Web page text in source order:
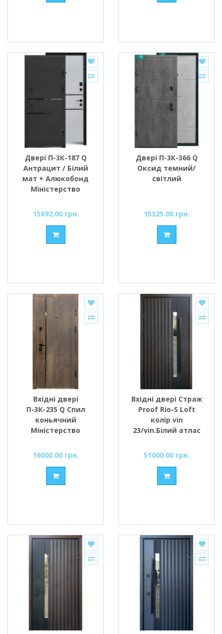
Двері П-3К-187 Q
Антрацит / Білий
мат + Алюкобонд
Міністерство
15692.00 грн.
Двері П-3К-366 Q
Оксид темний/
світлий
15325.00 грн.
Вхідні двері
П-3К-235 Q Спил
коньячний
Міністерство
16000.00 грн.
Вхідні двері Страж
Proof Rio-S Loft
колір vin
23/vin.Білий атлас
51000.00 грн.